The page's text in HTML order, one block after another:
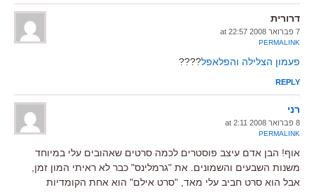
דרורית
7 פברואר 2008 at 22:57
PERMALINK
פעמון הצלילה והפלאפל????
REPLY
רני
8 פברואר 2008 at 2:11
PERMALINK
אוף! הבן אדם עיצב פוסטרים לכמה סרטים שאהובים עלי במיוחד
משנות השבעים והשמונים. את "גרמלינס" כבר לא ראיתי המון זמן,
אבל הוא סרט חביב עלי מאד, "סרט אילם" הוא אחת הקומדיות